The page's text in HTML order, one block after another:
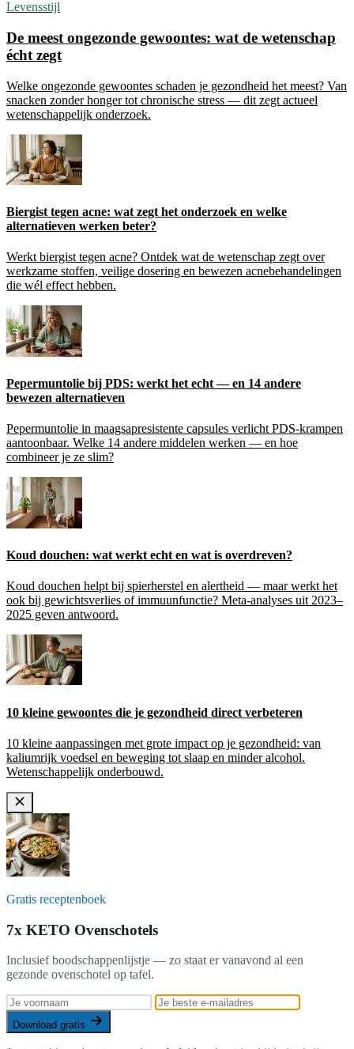
Levensstijl
De meest ongezonde gewoontes: wat de wetenschap
écht zegt
Welke ongezonde gewoontes schaden je gezondheid het meest? Van
snacken zonder honger tot chronische stress — dit zegt actueel
wetenschappelijk onderzoek.
Biergist tegen acne: wat zegt het onderzoek en welke
alternatieven werken beter?
Werkt biergist tegen acne? Ontdek wat de wetenschap zegt over
werkzame stoffen, veilige dosering en bewezen acnebehandelingen
die wél effect hebben.
Pepermuntolie bij PDS: werkt het echt — en 14 andere
bewezen alternatieven
Pepermuntolie in maagsapresistente capsules verlicht PDS-krampen
aantoonbaar. Welke 14 andere middelen werken — en hoe
combineer je ze slim?
Koud douchen: wat werkt echt en wat is overdreven?
Koud douchen helpt bij spierherstel en alertheid — maar werkt het
ook bij gewichtsverlies of immuunfunctie? Meta-analyses uit 2023–
2025 geven antwoord.
10 kleine gewoontes die je gezondheid direct verbeteren
10 kleine aanpassingen met grote impact op je gezondheid: van
kaliumrijk voedsel en beweging tot slaap en minder alcohol.
Wetenschappelijk onderbouwd.
Gratis receptenboek
7x KETO Ovenschotels
Inclusief boodschappenlijstje — zo staat er vanavond al een
gezonde ovenschotel op tafel.
Download gratis